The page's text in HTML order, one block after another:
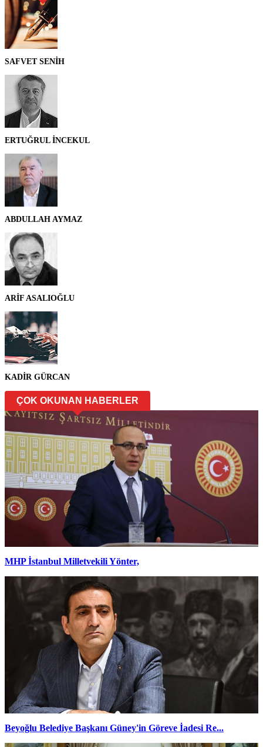
SAFVET SENİH
ERTUĞRUL İNCEKUL
ABDULLAH AYMAZ
ARİF ASALIOĞLU
KADİR GÜRCAN
ÇOK OKUNAN HABERLER
MHP İstanbul Milletvekili Yönter,
Beyoğlu Belediye Başkanı Güney'in Göreve İadesi Re...